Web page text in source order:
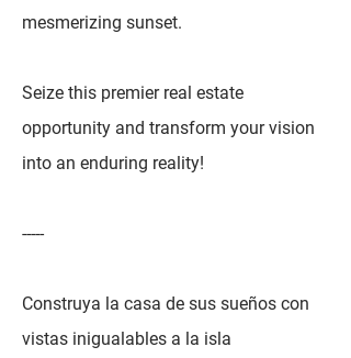
mesmerizing sunset.
Seize this premier real estate
opportunity and transform your vision
into an enduring reality!
-----
Construya la casa de sus sueños con
vistas inigualables a la isla